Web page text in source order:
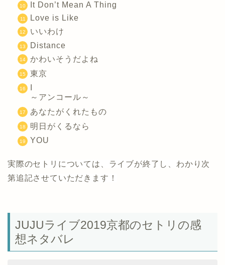
It Don’t Mean A Thing
Love is Like
いいわけ
Distance
かわいそうだよね
東京
～アンコール～
あなたがくれたもの
明日がくるなら
YOU
実際のセトリについては、ライブが終了し、わかり次
第追記させていただきます！
JUJUライブ2019京都のセトリの感
想ネタバレ